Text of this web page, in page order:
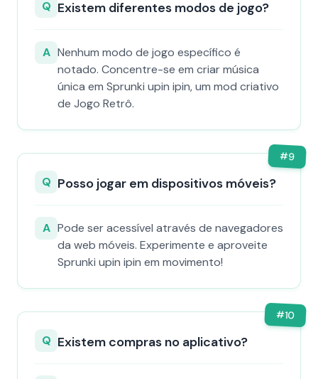
Q Existem diferentes modos de jogo?
A Nenhum modo de jogo específico é
notado. Concentre-se em criar música
única em Sprunki upin ipin, um mod criativo
de Jogo Retrô.
#9
Q Posso jogar em dispositivos móveis?
A Pode ser acessível através de navegadores
da web móveis. Experimente e aproveite
Sprunki upin ipin em movimento!
#10
Q Existem compras no aplicativo?